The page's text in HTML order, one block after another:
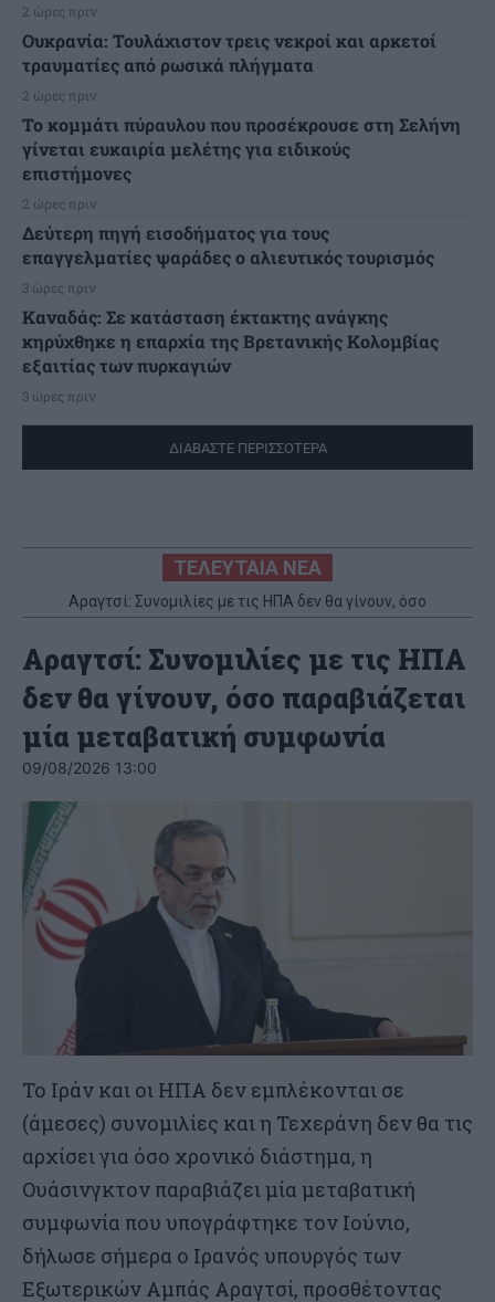
2 ώρες πριν
Ουκρανία: Τουλάχιστον τρεις νεκροί και αρκετοί
τραυματίες από ρωσικά πλήγματα
2 ώρες πριν
Το κομμάτι πύραυλου που προσέκρουσε στη Σελήνη
γίνεται ευκαιρία μελέτης για ειδικούς
επιστήμονες
2 ώρες πριν
Δεύτερη πηγή εισοδήματος για τους
επαγγελματίες ψαράδες ο αλιευτικός τουρισμός
3 ώρες πριν
Καναδάς: Σε κατάσταση έκτακτης ανάγκης
κηρύχθηκε η επαρχία της Βρετανικής Κολομβίας
εξαιτίας των πυρκαγιών
3 ώρες πριν
ΔΙΑΒΑΣΤΕ ΠΕΡΙΣΣΟΤΕΡΑ